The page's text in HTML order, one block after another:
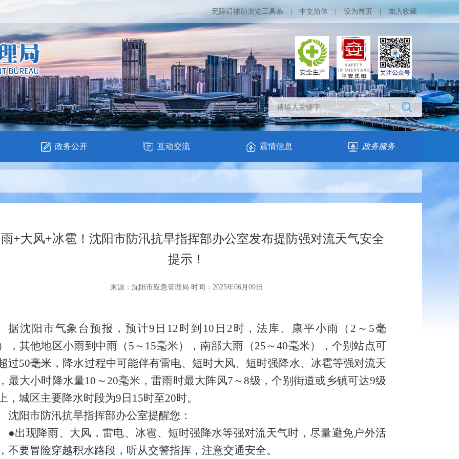
无障碍辅助浏览工具条 中文简体 设为首页 加入收藏
政务公开 互动交流 震情信息 政务服务
+大风+冰雹！沈阳市防汛抗旱指挥部办公室发布提防强对流天气安全
提示！
来源：沈阳市应急管理局 时间：2025年06月09日
据沈阳市气象台预报， 预计9日12时到10日2时，法库、康平小雨（2～5毫
，其他地区小雨到中雨（5～15毫米），南部大雨（25～40毫米），个别站点可
过50毫米，降水过程中可能伴有雷电、短时大风、短时强降水、冰雹等强对流天
最大小时降水量10～20毫米，雷雨时最大阵风7～8级，个别街道或乡镇可达9级
，城区主要降水时段为9日15时至20时。
沈阳市防汛抗旱指挥部办公室提醒您：
●出现降雨、大风，雷电、冰雹、短时强降水等强对流天气时，尽量避免户外活
不要冒险穿越积水路段，听从交警指挥，注意交通安全。